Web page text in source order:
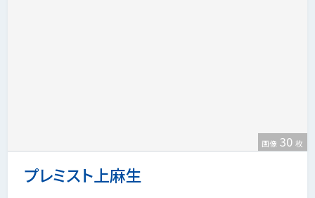
プレミスト上麻生
画像 30 枚